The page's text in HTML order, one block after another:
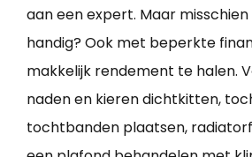
aan een expert. Maar
handig? Ook met beperkte
makkelijk rendement te halen.
naden en kieren dichtkitten,
tochtbanden plaatsen,